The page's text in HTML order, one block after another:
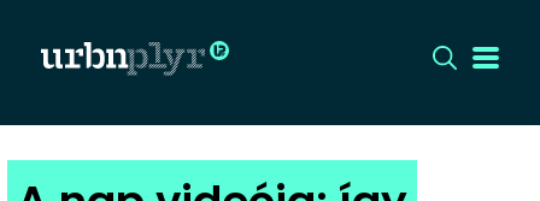
CÍMLAP